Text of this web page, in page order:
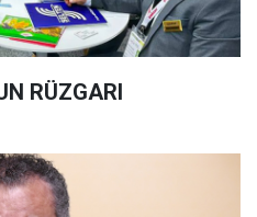
RÜZGARI